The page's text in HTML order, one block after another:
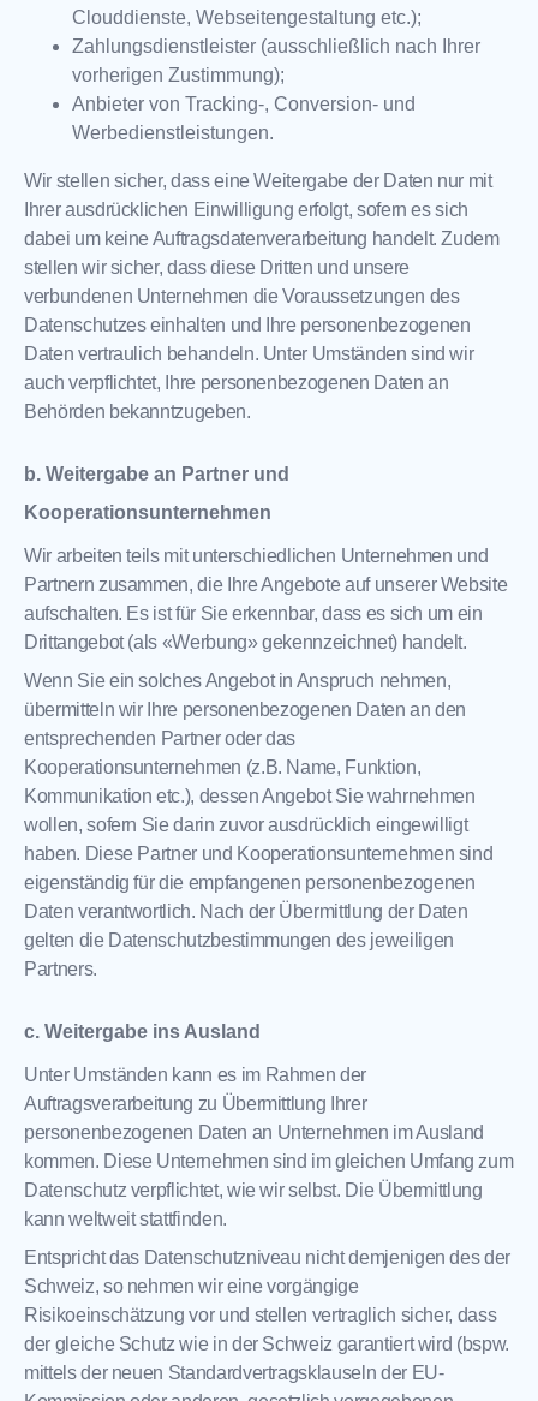
Clouddienste, Webseitengestaltung etc.);
Zahlungsdienstleister (ausschließlich nach Ihrer
vorherigen Zustimmung);
Anbieter von Tracking-, Conversion- und
Werbedienstleistungen.
Wir stellen sicher, dass eine Weitergabe der Daten nur mit
Ihrer ausdrücklichen Einwilligung erfolgt, sofern es sich
dabei um keine Auftragsdatenverarbeitung handelt. Zudem
stellen wir sicher, dass diese Dritten und unsere
verbundenen Unternehmen die Voraussetzungen des
Datenschutzes einhalten und Ihre personenbezogenen
Daten vertraulich behandeln. Unter Umständen sind wir
auch verpflichtet, Ihre personenbezogenen Daten an
Behörden bekanntzugeben.
b. Weitergabe an Partner und
Kooperationsunternehmen
Wir arbeiten teils mit unterschiedlichen Unternehmen und
Partnern zusammen, die Ihre Angebote auf unserer Website
aufschalten. Es ist für Sie erkennbar, dass es sich um ein
Drittangebot (als «Werbung» gekennzeichnet) handelt.
Wenn Sie ein solches Angebot in Anspruch nehmen,
übermitteln wir Ihre personenbezogenen Daten an den
entsprechenden Partner oder das
Kooperationsunternehmen (z.B. Name, Funktion,
Kommunikation etc.), dessen Angebot Sie wahrnehmen
wollen, sofern Sie darin zuvor ausdrücklich eingewilligt
haben. Diese Partner und Kooperationsunternehmen sind
eigenständig für die empfangenen personenbezogenen
Daten verantwortlich. Nach der Übermittlung der Daten
gelten die Datenschutzbestimmungen des jeweiligen
Partners.
c. Weitergabe ins Ausland
Unter Umständen kann es im Rahmen der
Auftragsverarbeitung zu Übermittlung Ihrer
personenbezogenen Daten an Unternehmen im Ausland
kommen. Diese Unternehmen sind im gleichen Umfang zum
Datenschutz verpflichtet, wie wir selbst. Die Übermittlung
kann weltweit stattfinden.
Entspricht das Datenschutzniveau nicht demjenigen des der
Schweiz, so nehmen wir eine vorgängige
Risikoeinschätzung vor und stellen vertraglich sicher, dass
der gleiche Schutz wie in der Schweiz garantiert wird (bspw.
mittels der neuen Standardvertragsklauseln der EU-